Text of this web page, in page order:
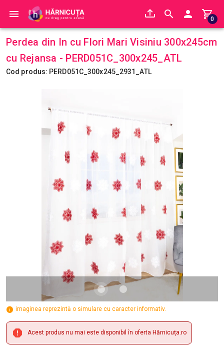
0
Perdea din In cu Flori Mari Visiniu 300x245cm
cu Rejansa - PERD051C_300x245_ATL
Cod produs: PERD051C_300x245_2931_ATL
imaginea reprezintă o simulare cu caracter informativ.
Acest produs nu mai este disponibil în oferta Hărnicuța.ro